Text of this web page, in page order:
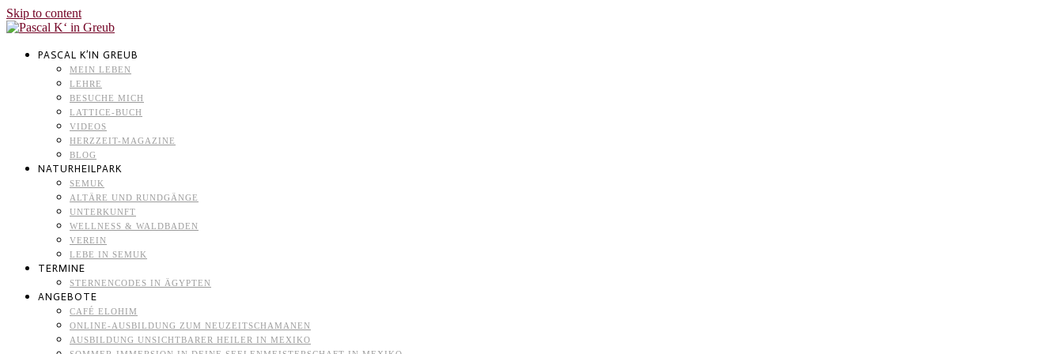
Skip to content
PASCAL K’IN GREUB
MEIN LEBEN
LEHRE
BESUCHE MICH
LATTICE-BUCH
VIDEOS
HERZZEIT-MAGAZINE
BLOG
NATURHEILPARK
SEMUK
ALTÄRE UND RUNDGÄNGE
UNTERKUNFT
WELLNESS & WALDBADEN
VEREIN
LEBE IN SEMUK
TERMINE
STERNENCODES IN ÄGYPTEN
ANGEBOTE
CAFÉ ELOHIM
ONLINE-AUSBILDUNG ZUM NEUZEITSCHAMANEN
AUSBILDUNG UNSICHTBARER HEILER IN MEXIKO